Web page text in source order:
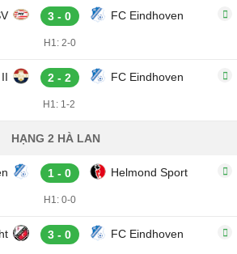
3 - 0 FC Eindhoven
H1: 2-0
2 - 2 FC Eindhoven
H1: 1-2
HẠNG 2 HÀ LAN
1 - 0 Helmond Sport
H1: 0-0
3 - 0 FC Eindhoven